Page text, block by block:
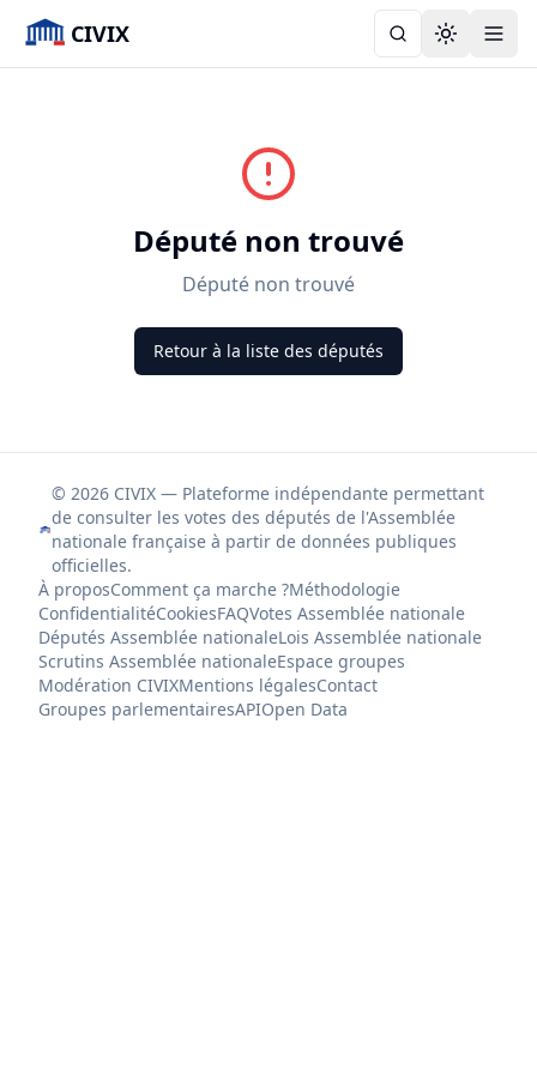
CIVIX Toggle
Député non trouvé
Député non trouvé
Retour à la liste des députés
© 2026 CIVIX — Plateforme indépendante permettant
de consulter les votes des députés de l'Assemblée
nationale française à partir de données publiques
officielles.
À proposComment ça marche ?Méthodologie
ConfidentialitéCookiesFAQVotes Assemblée nationale
Députés Assemblée nationaleLois Assemblée nationale
Scrutins Assemblée nationaleEspace groupes
Modération CIVIXMentions légalesContact
Groupes parlementairesAPIOpen Data